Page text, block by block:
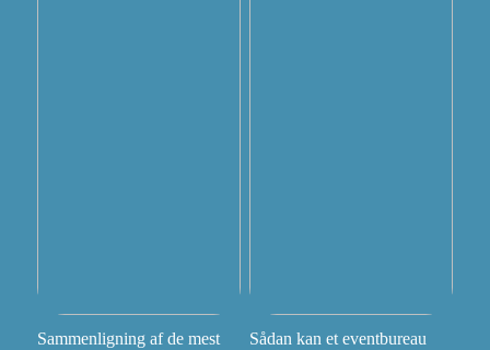
Sammenligning af de mest
Sådan kan et eventbureau